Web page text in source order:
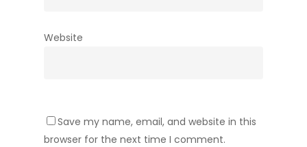
Website
Save my name, email, and website in this
browser for the next time I comment.